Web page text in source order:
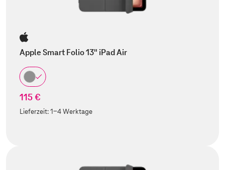
Apple Smart Folio 13" iPad Air
115 €
Lieferzeit:1-4 Werktage